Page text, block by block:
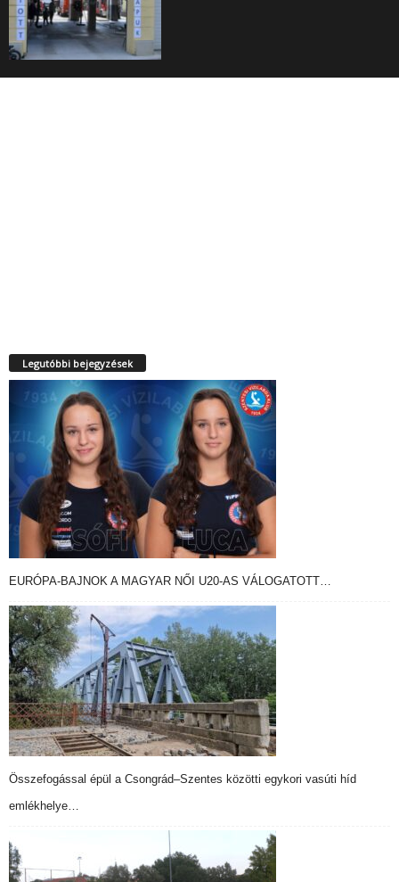
Legutóbbi bejegyzések
EURÓPA-BAJNOK A MAGYAR NŐI U20-AS VÁLOGATOTT…
Összefogással épül a Csongrád–Szentes közötti egykori vasúti híd
emlékhelye…